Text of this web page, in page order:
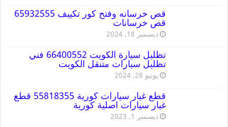
قص خرسانه وفتح كور تكييف 65932555
قص خرسانات
ديسمبر 18, 2024
تظليل سيارة الكويت 66400552 فني
تظليل سيارات متنقل الكويت
يونيو 28, 2024
قطع غيار سيارات كورية 55818355 قطع
غيار سيارات اصلية كورية
ديسمبر 1, 2023